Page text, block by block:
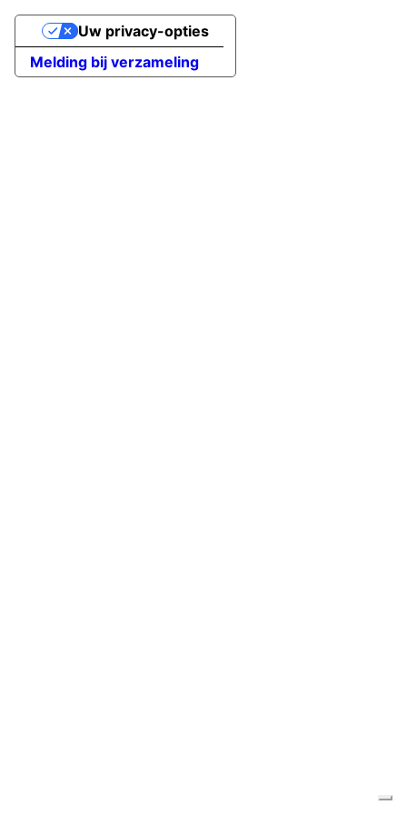
Melding bij verzameling
Uw privacy-opties